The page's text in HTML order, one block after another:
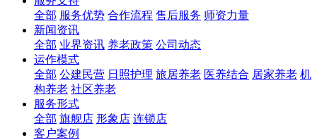
全部 服务优势 合作流程 售后服务 师资力量
新闻资讯
全部 业界资讯 养老政策 公司动态
运作模式
全部 公建民营 日照护理 旅居养老 医养结合 居家养老 机
构养老 社区养老
服务形式
全部 旗舰店 形象店 连锁店
客户案例